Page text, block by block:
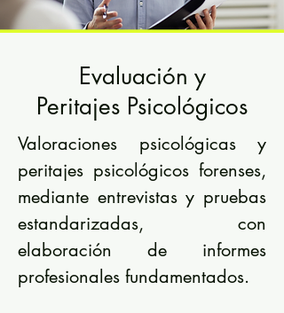
Evaluación y
Peritajes Psicológicos
Valoraciones psicológicas y
peritajes psicológicos forenses,
mediante entrevistas y pruebas
estandarizadas, con
elaboración de informes
profesionales fundamentados.